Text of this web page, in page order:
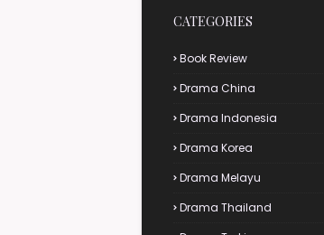
CATEGORIES
Book Review
Drama China
Drama Indonesia
Drama Korea
Drama Melayu
Drama Thailand